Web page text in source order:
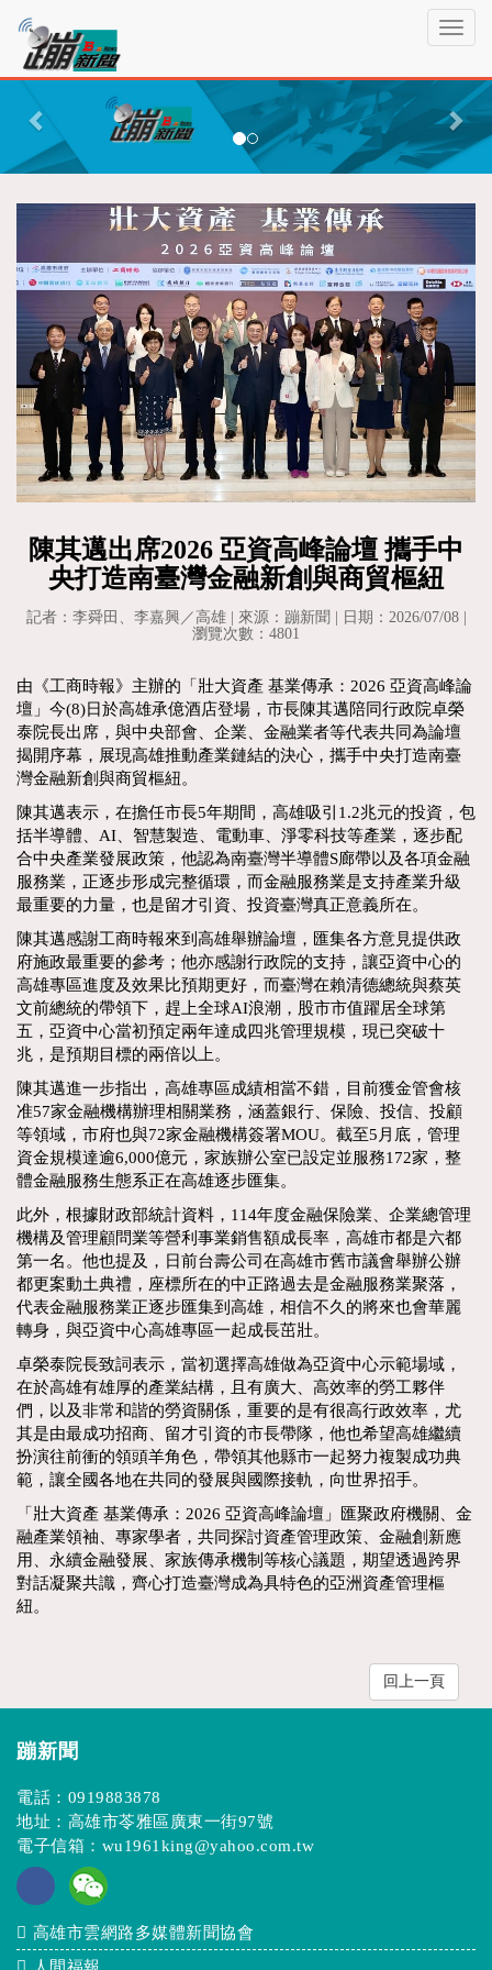
T
g
l
e
v
g
a
i
o
n
蹦
新
聞P
r
v
i
u
s
N
e
x
t
陳其邁出席2026 亞資高峰論壇 攜手中
央打造南臺灣金融新創與商貿樞紐
記者：李舜田、李嘉興／高雄 | 來源：蹦新聞 | 日期：2026/07/08 |
瀏覽次數：4801
由《工商時報》主辦的「壯大資產 基業傳承：2026 亞資高峰論
壇」今(8)日於高雄承億酒店登場，市長陳其邁陪同行政院卓榮
泰院長出席，與中央部會、企業、金融業者等代表共同為論壇
揭開序幕，展現高雄推動產業鏈結的決心，攜手中央打造南臺
灣金融新創與商貿樞紐。
陳其邁表示，在擔任市長5年期間，高雄吸引1.2兆元的投資，包
括半導體、AI、智慧製造、電動車、淨零科技等產業，逐步配
合中央產業發展政策，他認為南臺灣半導體S廊帶以及各項金融
服務業，正逐步形成完整循環，而金融服務業是支持產業升級
最重要的力量，也是留才引資、投資臺灣真正意義所在。
陳其邁感謝工商時報來到高雄舉辦論壇，匯集各方意見提供政
府施政最重要的參考；他亦感謝行政院的支持，讓亞資中心的
高雄專區進度及效果比預期更好，而臺灣在賴清德總統與蔡英
文前總統的帶領下，趕上全球AI浪潮，股市市值躍居全球第
五，亞資中心當初預定兩年達成四兆管理規模，現已突破十
兆，是預期目標的兩倍以上。
陳其邁進一步指出，高雄專區成績相當不錯，目前獲金管會核
准57家金融機構辦理相關業務，涵蓋銀行、保險、投信、投顧
等領域，市府也與72家金融機構簽署MOU。截至5月底，管理
資金規模達逾6,000億元，家族辦公室已設定並服務172家，整
體金融服務生態系正在高雄逐步匯集。
此外，根據財政部統計資料，114年度金融保險業、企業總管理
機構及管理顧問業等營利事業銷售額成長率，高雄市都是六都
第一名。他也提及，日前台壽公司在高雄市舊市議會舉辦公辦
都更案動土典禮，座標所在的中正路過去是金融服務業聚落，
代表金融服務業正逐步匯集到高雄，相信不久的將來也會華麗
轉身，與亞資中心高雄專區一起成長茁壯。
卓榮泰院長致詞表示，當初選擇高雄做為亞資中心示範場域，
在於高雄有雄厚的產業結構，且有廣大、高效率的勞工夥伴
們，以及非常和諧的勞資關係，重要的是有很高行政效率，尤
其是由最成功招商、留才引資的市長帶隊，他也希望高雄繼續
扮演往前衝的領頭羊角色，帶領其他縣市一起努力複製成功典
範，讓全國各地在共同的發展與國際接軌，向世界招手。
「壯大資產 基業傳承：2026 亞資高峰論壇」匯聚政府機關、金
融產業領袖、專家學者，共同探討資產管理政策、金融創新應
用、永續金融發展、家族傳承機制等核心議題，期望透過跨界
對話凝聚共識，齊心打造臺灣成為具特色的亞洲資產管理樞
紐。
回上一頁
蹦新聞
電話： 0919883878
地址：高雄市苓雅區廣東一街97號
電子信箱： wu1961king@yahoo.com.tw
高雄市雲網路多媒體新聞協會